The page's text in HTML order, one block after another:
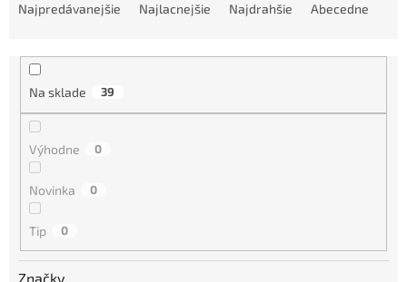
Najpredávanejšie Najlacnejšie Najdrahšie Abecedne
Na sklade 39
Výhodne 0
Novinka 0
Tip 0
Značky